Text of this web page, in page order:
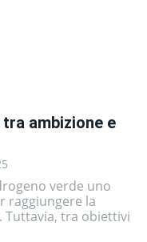
tra ambizione e
verde uno
raggiungere la
Tuttavia, tra obiettivi